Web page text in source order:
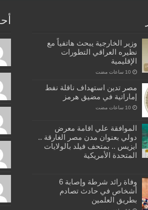
وزير الخارجية يبحث هاتفياً مع
نظيره العراقي التطورات
الإقليمية
مصر تدين استهداف ناقلة نفط
إماراتية في مضيق هرمز
الموافقة علي اقامة معرض
دولي بعنوان مدن مصر الغارقة ..
ايزيس .. بمتحف فيلد بالولايات
المتحدة الأمريكية
وفاة رائد شرطة وإصابة 6
أشخاص في حادث تصادم
بطريق العلمين